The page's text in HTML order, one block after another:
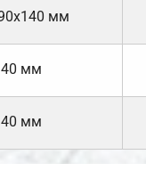
мм
мм
мм